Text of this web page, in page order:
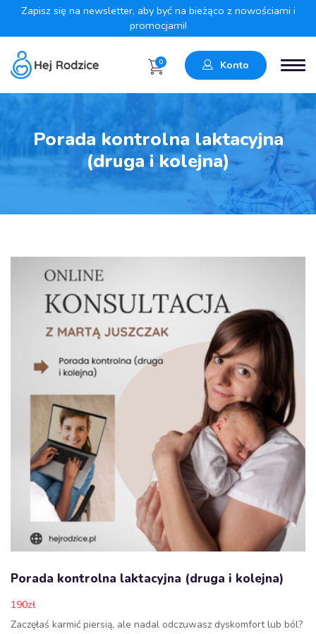
Zapisz się na newsletter, aby być na bieżąco z nowościami i
promocjami!
0 Konto
Porada kontrolna laktacyjna
(druga i kolejna)
Porada kontrolna laktacyjna (druga i kolejna)
190zł
Zaczęłaś karmić piersią, ale nadal odczuwasz dyskomfort lub ból?